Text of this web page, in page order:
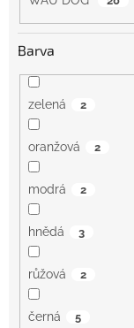
Barva
zelená 2
oranžová 2
modrá 2
hnědá 3
růžová 2
černá 5